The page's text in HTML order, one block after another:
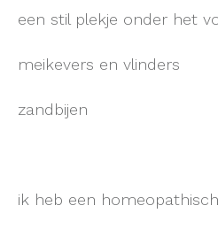
een stil plekje onder het
meikevers en vlinders
zandbijen
ik heb een